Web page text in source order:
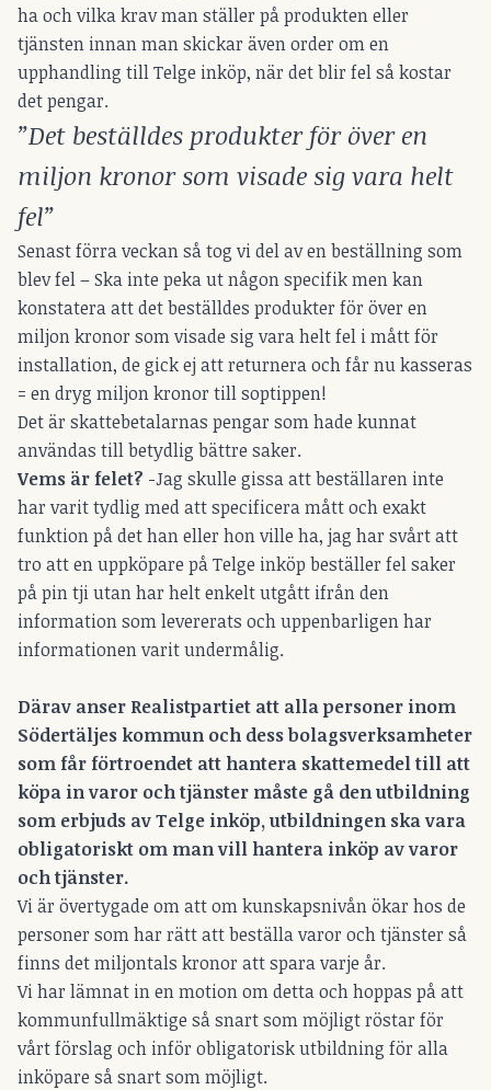
ha och vilka krav man ställer på produkten eller
tjänsten innan man skickar även order om en
upphandling till Telge inköp, när det blir fel så kostar
det pengar.
”Det beställdes produkter för över en
miljon kronor som visade sig vara helt
fel”
Senast förra veckan så tog vi del av en beställning som
blev fel – Ska inte peka ut någon specifik men kan
konstatera att det beställdes produkter för över en
miljon kronor som visade sig vara helt fel i mått för
installation, de gick ej att returnera och får nu kasseras
= en dryg miljon kronor till soptippen!
Det är skattebetalarnas pengar som hade kunnat
användas till betydlig bättre saker.
Vems är felet? -Jag skulle gissa att beställaren inte
har varit tydlig med att specificera mått och exakt
funktion på det han eller hon ville ha, jag har svårt att
tro att en uppköpare på Telge inköp beställer fel saker
på pin tji utan har helt enkelt utgått ifrån den
information som levererats och uppenbarligen har
informationen varit undermålig.
Därav anser Realistpartiet att alla personer inom
Södertäljes kommun och dess bolagsverksamheter
som får förtroendet att hantera skattemedel till att
köpa in varor och tjänster måste gå den utbildning
som erbjuds av Telge inköp, utbildningen ska vara
obligatoriskt om man vill hantera inköp av varor
och tjänster.
Vi är övertygade om att om kunskapsnivån ökar hos de
personer som har rätt att beställa varor och tjänster så
finns det miljontals kronor att spara varje år.
Vi har lämnat in en motion om detta och hoppas på att
kommunfullmäktige så snart som möjligt röstar för
vårt förslag och inför obligatorisk utbildning för alla
inköpare så snart som möjligt.